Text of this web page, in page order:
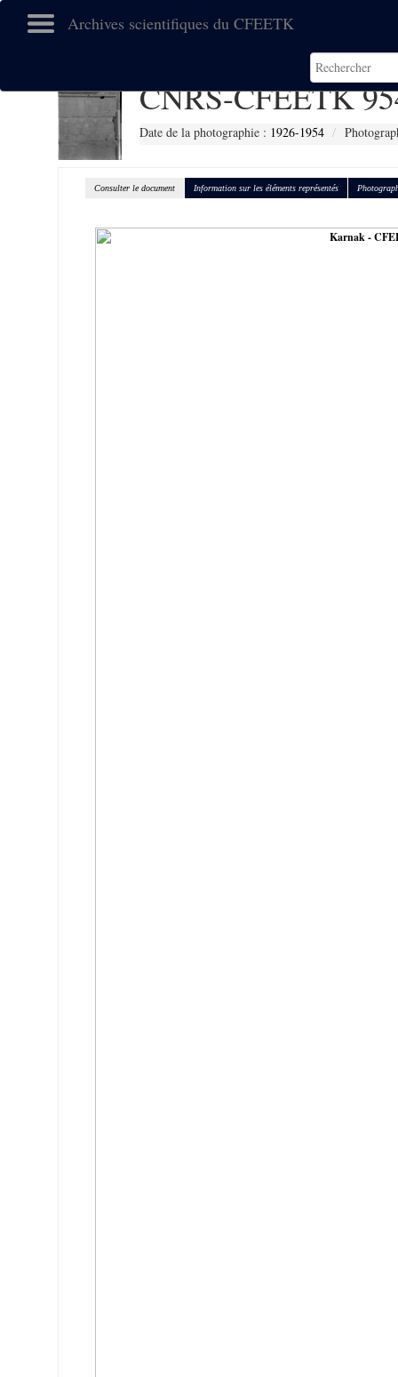
Archives scientifiques du CFEETK
CNRS-CFEETK
Date de la photographie : 1926-1954
Consulter le document Information sur les éléments représentés